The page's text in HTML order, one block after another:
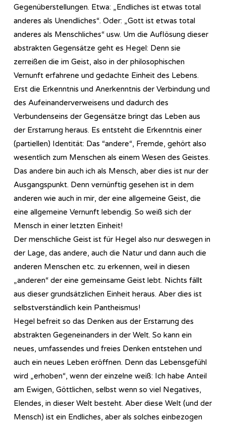
Gegenüberstellungen. Etwa: „Endliches ist etwas total
anderes als Unendliches“. Oder: „Gott ist etwas total
anderes als Menschliches“ usw. Um die Auflösung dieser
abstrakten Gegensätze geht es Hegel: Denn sie
zerreißen die im Geist, also in der philosophischen
Vernunft erfahrene und gedachte Einheit des Lebens.
Erst die Erkenntnis und Anerkenntnis der Verbindung und
des Aufeinanderverweisens und dadurch des
Verbundenseins der Gegensätze bringt das Leben aus
der Erstarrung heraus. Es entsteht die Erkenntnis einer
(partiellen) Identität: Das “andere“, Fremde, gehört also
wesentlich zum Menschen als einem Wesen des Geistes.
Das andere bin auch ich als Mensch, aber dies ist nur der
Ausgangspunkt. Denn vernünftig gesehen ist in dem
anderen wie auch in mir, der eine allgemeine Geist, die
eine allgemeine Vernunft lebendig. So weiß sich der
Mensch in einer letzten Einheit!
Der menschliche Geist ist für Hegel also nur deswegen in
der Lage, das andere, auch die Natur und dann auch die
anderen Menschen etc. zu erkennen, weil in diesen
„anderen“ der eine gemeinsame Geist lebt. Nichts fällt
aus dieser grundsätzlichen Einheit heraus. Aber dies ist
selbstverständlich kein Pantheismus!
Hegel befreit so das Denken aus der Erstarrung des
abstrakten Gegeneinanders in der Welt. So kann ein
neues, umfassendes und freies Denken entstehen und
auch ein neues Leben eröffnen. Denn das Lebensgefühl
wird „erhoben“, wenn der einzelne weiß: Ich habe Anteil
am Ewigen, Göttlichen, selbst wenn so viel Negatives,
Elendes, in dieser Welt besteht. Aber diese Welt (und der
Mensch) ist ein Endliches, aber als solches einbezogen